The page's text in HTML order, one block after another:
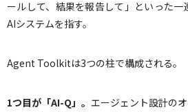
ールして、結果を報告して」といった
AIシステムを指す。
Agent Toolkitは3つの柱で構成される。
1つ目が「AI-Q」。 エージェント設計の